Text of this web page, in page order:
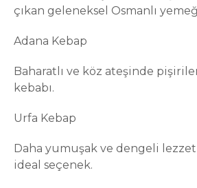
çıkan geleneksel Osmanlı
Adana Kebap
Baharatlı ve köz ateşinde
kebabı.
Urfa Kebap
Daha yumuşak ve dengeli
ideal seçenek.